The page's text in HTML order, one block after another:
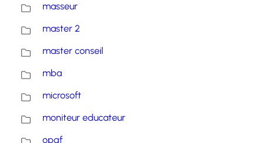
masseur
master 2
master conseil
mba
microsoft
moniteur educateur
opqf